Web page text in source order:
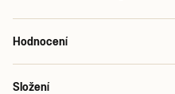
Hodnocení
Složení